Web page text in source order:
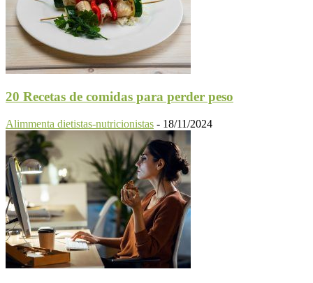
20 Recetas de comidas para perder peso
Alimmenta dietistas-nutricionistas - 18/11/2024